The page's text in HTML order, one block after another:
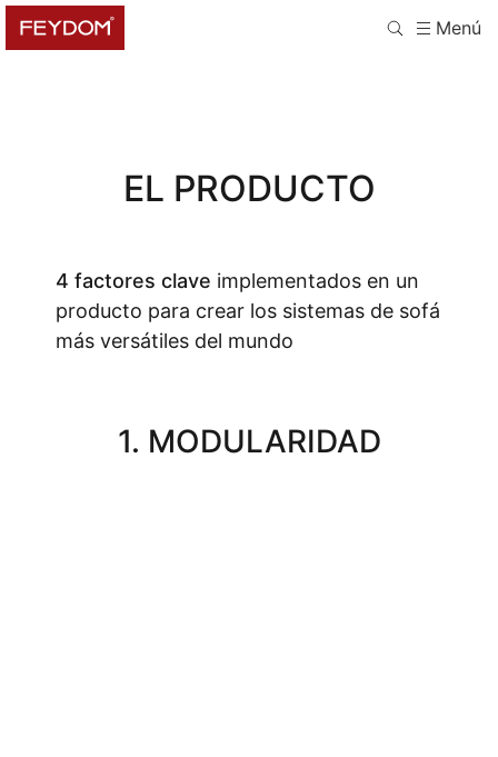
Menú
EL PRODUCTO
4 factores clave implementados en un
producto para crear los sistemas de sofá
más versátiles del mundo
1. MODULARIDAD